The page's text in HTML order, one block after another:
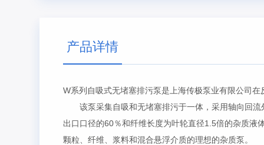
产品详情
W系列自吸式无堵塞排污泵是上海传极泵业有限公
该泵采集自吸和无堵塞排污于一体，采用轴向回流
出口口径的60％和纤维长度为叶轮直径1.5倍的杂质液
颗粒、纤维、浆料和混合悬浮介质的理想的杂质泵。